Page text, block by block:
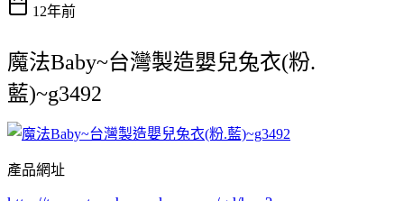
12年前
魔法Baby~台灣製造嬰兒兔衣(粉.
藍)~g3492
產品網址